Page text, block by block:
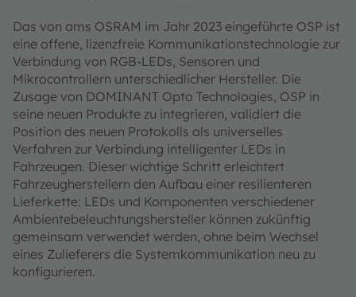
Das von ams OSRAM im Jahr 2023 eingeführte OSP ist
eine offene, lizenzfreie Kommunikationstechnologie zur
Verbindung von RGB-LEDs, Sensoren und
Mikrocontrollern unterschiedlicher Hersteller. Die
Zusage von DOMINANT Opto Technologies, OSP in
seine neuen Produkte zu integrieren, validiert die
Position des neuen Protokolls als universelles
Verfahren zur Verbindung intelligenter LEDs in
Fahrzeugen. Dieser wichtige Schritt erleichtert
Fahrzeugherstellern den Aufbau einer resilienteren
Lieferkette: LEDs und Komponenten verschiedener
Ambientebeleuchtungshersteller können zukünftig
gemeinsam verwendet werden, ohne beim Wechsel
eines Zulieferers die Systemkommunikation neu zu
konfigurieren.